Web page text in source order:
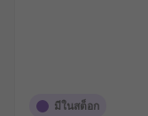
มีในสต็อก